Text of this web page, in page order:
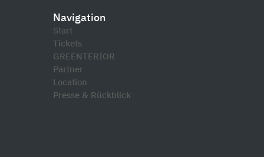
Navigation
Start
Tickets
GREENTERIOR
Partner
Location
Presse & Rückblick